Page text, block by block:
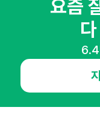
오픈애즈란
요즘
6.4